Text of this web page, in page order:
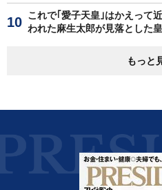
これで｢愛子天皇｣はかえって
われた麻生太郎が見落とした
もっと